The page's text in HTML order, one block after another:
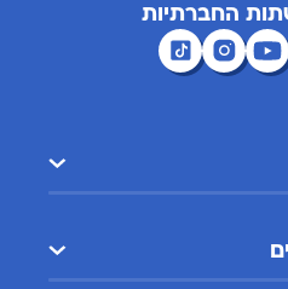
החברתיות